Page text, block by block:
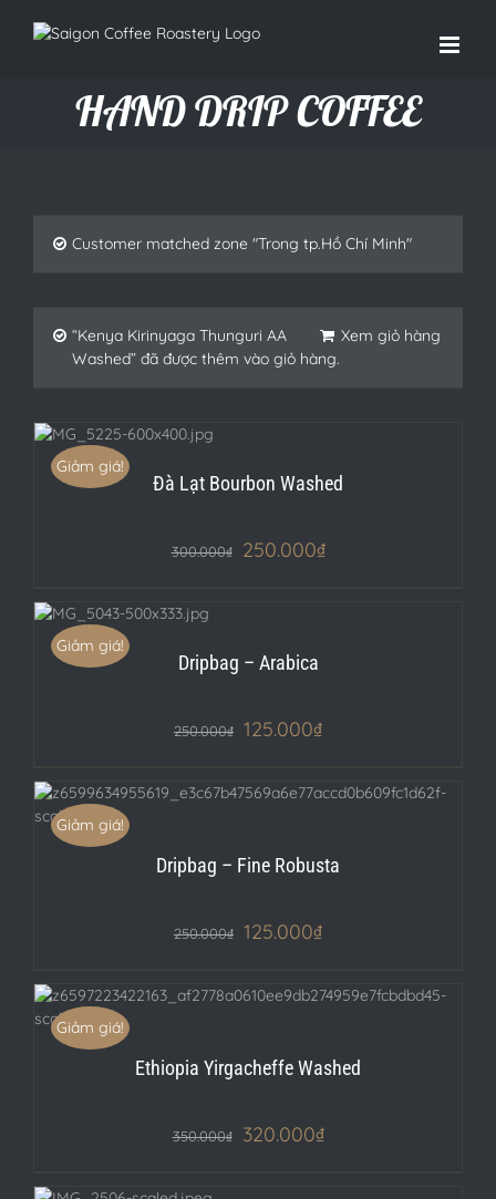
HAND DRIP COFFEE
Customer matched zone "Trong tp.Hồ Chí Minh"
Xem giỏ hàng
“Kenya Kirinyaga Thunguri AA
Washed” đã được thêm vào giỏ hàng.
Giảm giá!
Đà Lạt Bourbon Washed
300.000₫ 250.000₫
Giảm giá!
Dripbag – Arabica
250.000₫ 125.000₫
Giảm giá!
Dripbag – Fine Robusta
250.000₫ 125.000₫
Giảm giá!
Ethiopia Yirgacheffe Washed
350.000₫ 320.000₫